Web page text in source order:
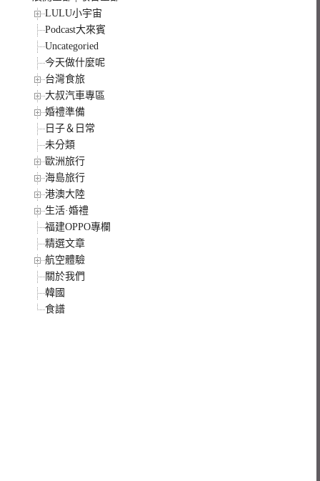
LULU小宇宙
Podcast大來賓
Uncategoried
今天做什麼呢
台灣食旅
大叔汽車專區
婚禮準備
日子＆日常
未分類
歐洲旅行
海島旅行
港澳大陸
生活·婚禮
福建OPPO專欄
精選文章
航空體驗
關於我們
韓國
食譜